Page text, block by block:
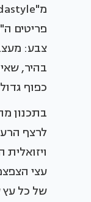
פריטים
צבע:
בהיר,
כפוף
בתכנון
לרצף
עצי
של כל עץ